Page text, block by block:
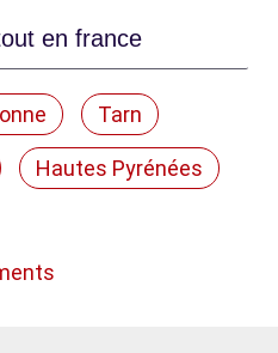
en france
Tarn
Hautes Pyrénées